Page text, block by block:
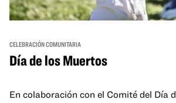
CELEBRACIÓN COMUNITARIA
Día de los Muertos
En colaboración con el Comité del Día